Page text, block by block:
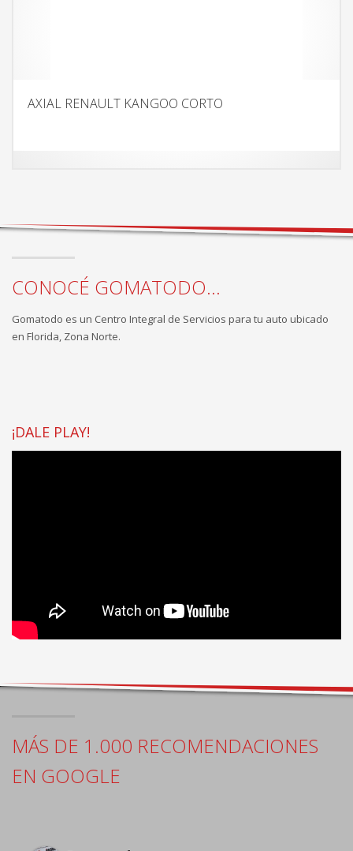
AXIAL RENAULT KANGOO CORTO
CONOCÉ GOMATODO...
Gomatodo es un Centro Integral de Servicios para tu auto ubicado
en Florida, Zona Norte.
¡DALE PLAY!
MÁS DE 1.000 RECOMENDACIONES
EN GOOGLE